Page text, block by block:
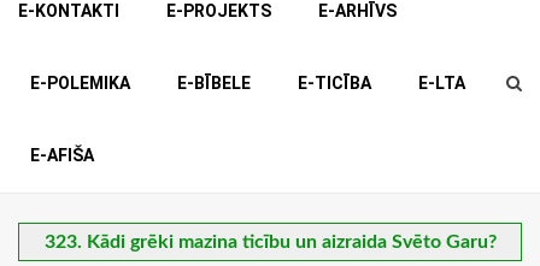
E-KONTAKTI E-PROJEKTS E-ARHĪVS
E-POLEMIKA E-BĪBELE E-TICĪBA E-LTA
E-AFIŠA
323. Kādi grēki mazina ticību un aizraida Svēto Garu?